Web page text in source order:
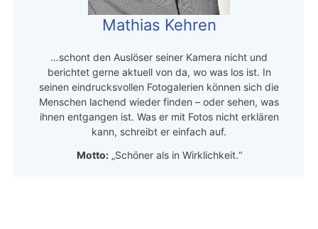
Mathias Kehren
…schont den Auslöser seiner Kamera nicht und
berichtet gerne aktuell von da, wo was los ist. In
seinen eindrucksvollen Fotogalerien können sich die
Menschen lachend wieder finden – oder sehen, was
ihnen entgangen ist. Was er mit Fotos nicht erklären
kann, schreibt er einfach auf.
Motto:„Schöner als in Wirklichkeit.“